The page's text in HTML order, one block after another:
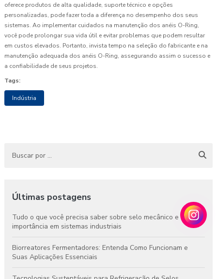
oferece produtos de alta qualidade, suporte técnico e opções
personalizadas, pode fazer toda a diferença no desempenho dos seus
sistemas. Ao implementar cuidados na manutenção dos anéis O-Ring,
você pode prolongar sua vida útil e evitar problemas que podem resultar
em custos elevados. Portanto, invista tempo na seleção do fabricante e na
manutenção adequada dos anéis O-Ring, assegurando assim o sucesso e
a confiabilidade de seus projetos.
Tags:
Indústria
Últimas postagens
Tudo o que você precisa saber sobre selo mecânico e sua
importância em sistemas industriais
Biorreatores Fermentadores: Entenda Como Funcionam e
Suas Aplicações Essenciais